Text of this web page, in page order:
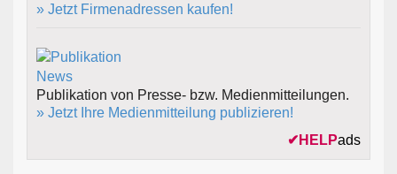
» Jetzt Firmenadressen kaufen!
Publikation von Presse- bzw. Medienmitteilungen.
» Jetzt Ihre Medienmitteilung publizieren!
✔ HELPads